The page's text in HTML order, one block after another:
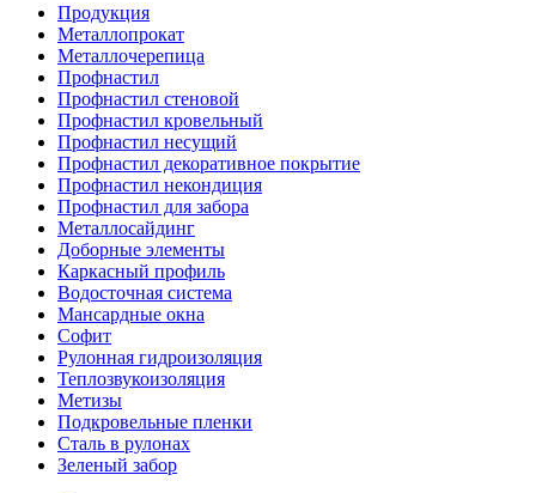
Продукция
Металлопрокат
Металлочерепица
Профнастил
Профнастил стеновой
Профнастил кровельный
Профнастил несущий
Профнастил декоративное покрытие
Профнастил некондиция
Профнастил для забора
Металлосайдинг
Доборные элементы
Каркасный профиль
Водосточная система
Мансардные окна
Софит
Рулонная гидроизоляция
Теплозвукоизоляция
Метизы
Подкровельные пленки
Сталь в рулонах
Зеленый забор